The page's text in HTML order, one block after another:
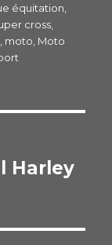
équitation
cross
moto Moto
Harley